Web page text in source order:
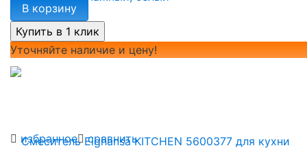
избранное сравнить
В корзину
Уточняйте наличие и цену!